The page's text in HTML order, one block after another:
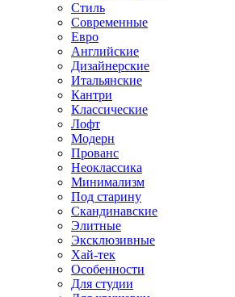
Стиль
Современные
Евро
Английские
Дизайнерские
Итальянские
Кантри
Классические
Лофт
Модерн
Прованс
Неоклассика
Минимализм
Под старину
Скандинавские
Элитные
Эксклюзивные
Хай-тек
Особенности
Для студии